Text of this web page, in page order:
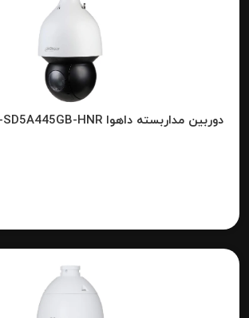
دوربین مداربسته داهوا DH-SD5A445GB-HNR